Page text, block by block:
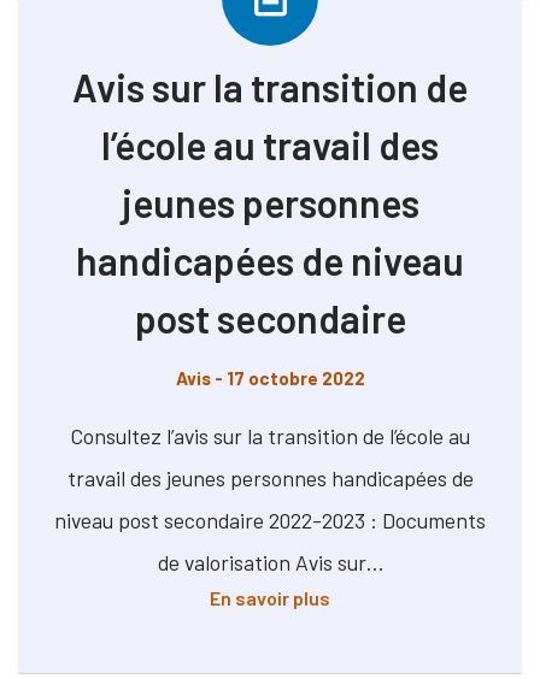
Avis sur la transition de
l’école au travail des
jeunes personnes
handicapées de niveau
post secondaire
Avis- 17 octobre 2022
Consultez l’avis sur la transition de l’école au
travail des jeunes personnes handicapées de
niveau post secondaire 2022-2023 : Documents
de valorisation Avis sur…
En savoir plus